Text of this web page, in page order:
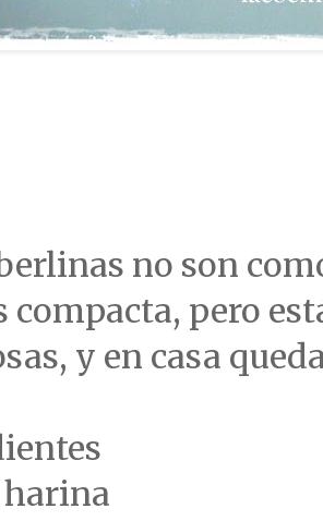
no son
compacta, pero
y en casa